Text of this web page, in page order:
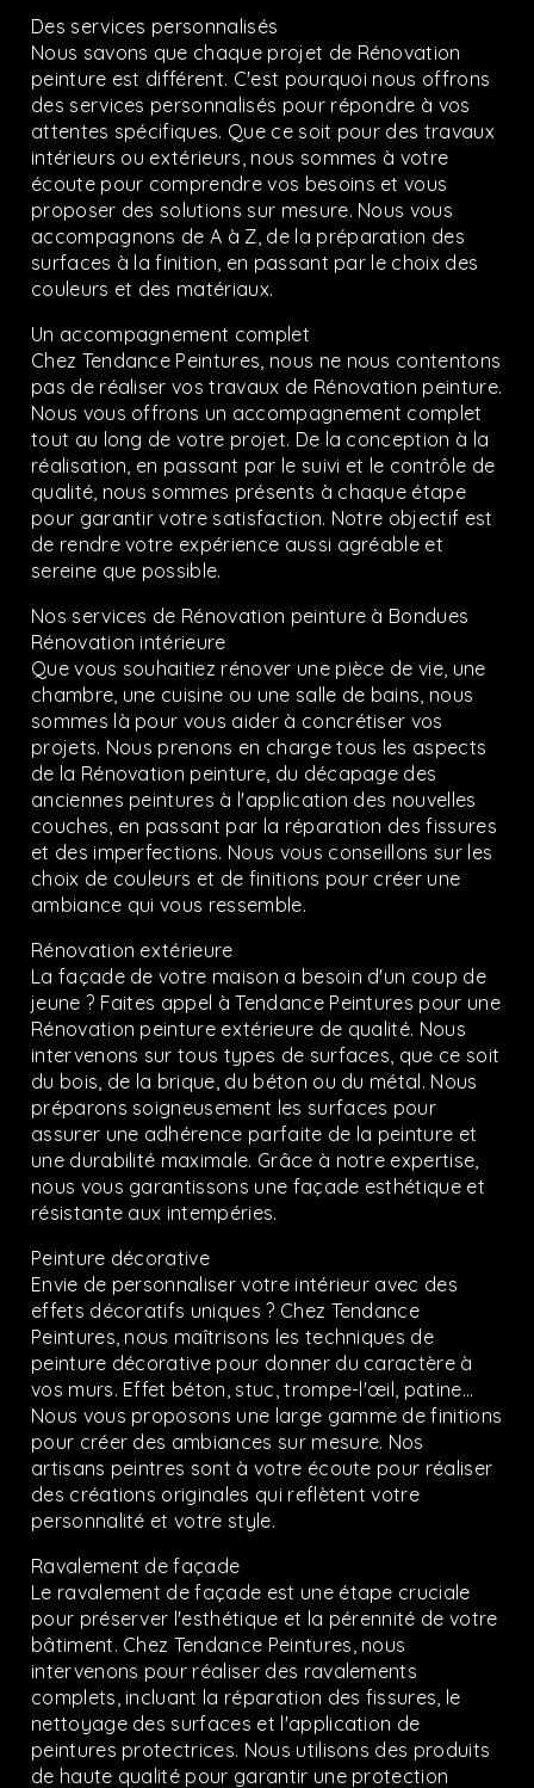
Des services personnalisés
Nous savons que chaque projet de Rénovation
peinture est différent. C'est pourquoi nous offrons
des services personnalisés pour répondre à vos
attentes spécifiques. Que ce soit pour des travaux
intérieurs ou extérieurs, nous sommes à votre
écoute pour comprendre vos besoins et vous
proposer des solutions sur mesure. Nous vous
accompagnons de A à Z, de la préparation des
surfaces à la finition, en passant par le choix des
couleurs et des matériaux.
Un accompagnement complet
Chez Tendance Peintures, nous ne nous contentons
pas de réaliser vos travaux de Rénovation peinture.
Nous vous offrons un accompagnement complet
tout au long de votre projet. De la conception à la
réalisation, en passant par le suivi et le contrôle de
qualité, nous sommes présents à chaque étape
pour garantir votre satisfaction. Notre objectif est
de rendre votre expérience aussi agréable et
sereine que possible.
Nos services de Rénovation peinture à Bondues
Rénovation intérieure
Que vous souhaitiez rénover une pièce de vie, une
chambre, une cuisine ou une salle de bains, nous
sommes là pour vous aider à concrétiser vos
projets. Nous prenons en charge tous les aspects
de la Rénovation peinture, du décapage des
anciennes peintures à l'application des nouvelles
couches, en passant par la réparation des fissures
et des imperfections. Nous vous conseillons sur les
choix de couleurs et de finitions pour créer une
ambiance qui vous ressemble.
Rénovation extérieure
La façade de votre maison a besoin d'un coup de
jeune ? Faites appel à Tendance Peintures pour une
Rénovation peinture extérieure de qualité. Nous
intervenons sur tous types de surfaces, que ce soit
du bois, de la brique, du béton ou du métal. Nous
préparons soigneusement les surfaces pour
assurer une adhérence parfaite de la peinture et
une durabilité maximale. Grâce à notre expertise,
nous vous garantissons une façade esthétique et
résistante aux intempéries.
Peinture décorative
Envie de personnaliser votre intérieur avec des
effets décoratifs uniques ? Chez Tendance
Peintures, nous maîtrisons les techniques de
peinture décorative pour donner du caractère à
vos murs. Effet béton, stuc, trompe-l'œil, patine…
Nous vous proposons une large gamme de finitions
pour créer des ambiances sur mesure. Nos
artisans peintres sont à votre écoute pour réaliser
des créations originales qui reflètent votre
personnalité et votre style.
Ravalement de façade
Le ravalement de façade est une étape cruciale
pour préserver l'esthétique et la pérennité de votre
bâtiment. Chez Tendance Peintures, nous
intervenons pour réaliser des ravalements
complets, incluant la réparation des fissures, le
nettoyage des surfaces et l'application de
peintures protectrices. Nous utilisons des produits
de haute qualité pour garantir une protection